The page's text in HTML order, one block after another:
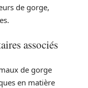
de gorge,
associés
de gorge
en matière